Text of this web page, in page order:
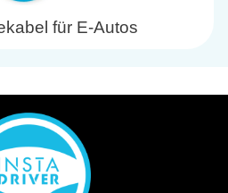
für E-Autos